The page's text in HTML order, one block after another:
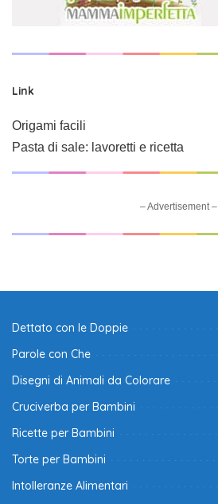
Link
Origami facili
Pasta di sale: lavoretti e ricetta
– Advertisement –
Dettato con le Doppie
Parole con Che
Disegni di Animali da Colorare
Cruciverba per Bambini
Ricette per Bambini
Torte per Bambini
Intolleranze Alimentari